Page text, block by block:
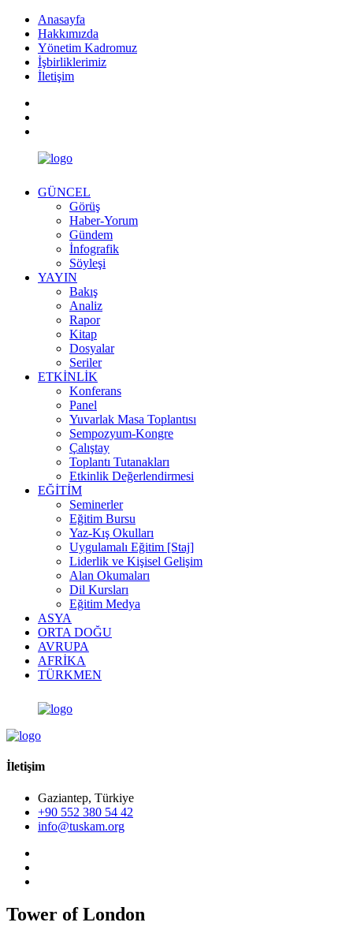
Anasayfa
Hakkımızda
Yönetim Kadromuz
İşbirliklerimiz
İletişim
GÜNCEL
Görüş
Haber-Yorum
Gündem
İnfografik
Söyleşi
YAYIN
Bakış
Analiz
Rapor
Kitap
Dosyalar
Seriler
ETKİNLİK
Konferans
Panel
Yuvarlak Masa Toplantısı
Sempozyum-Kongre
Çalıştay
Toplantı Tutanakları
Etkinlik Değerlendirmesi
EĞİTİM
Seminerler
Eğitim Bursu
Yaz-Kış Okulları
Uygulamalı Eğitim [Staj]
Liderlik ve Kişisel Gelişim
Alan Okumaları
Dil Kursları
Eğitim Medya
ASYA
ORTA DOĞU
AVRUPA
AFRİKA
TÜRKMEN
İletişim
Gaziantep, Türkiye
+90 552 380 54 42
info@tuskam.org
Tower of London